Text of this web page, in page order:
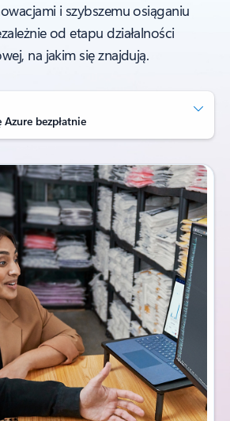
i szybszemu osiąganiu
od etapu działalności
na jakim się znajdują.
bezpłatnie